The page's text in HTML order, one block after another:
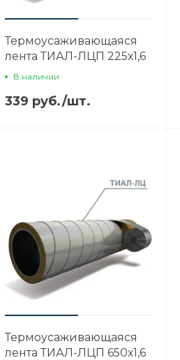
Термоусаживающаяся
лента ТИАЛ-ЛЦП 225х1,6
В наличии
339 руб./шт.
Термоусаживающаяся
лента ТИАЛ-ЛЦП 650х1,6